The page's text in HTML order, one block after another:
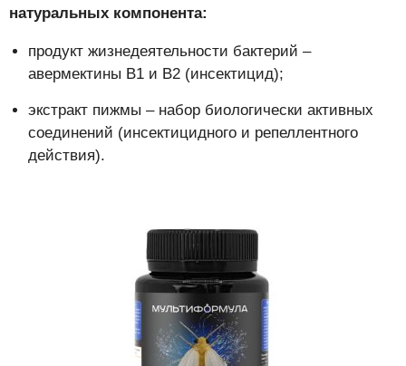
натуральных компонента:
продукт жизнедеятельности бактерий –
авермектины В1 и В2 (инсектицид);
экстракт пижмы – набор биологически активных
соединений (инсектицидного и репеллентного
действия).